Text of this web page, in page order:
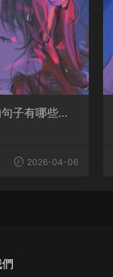
子有哪些？
2026-04-06